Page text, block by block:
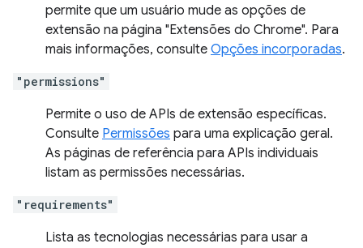
permite que um usuário mude as opções de
extensão na página "Extensões do Chrome". Para
mais informações, consulte Opções incorporadas.
"permissions"
Permite o uso de APIs de extensão específicas.
Consulte Permissões para uma explicação geral.
As páginas de referência para APIs individuais
listam as permissões necessárias.
"requirements"
Lista as tecnologias necessárias para usar a